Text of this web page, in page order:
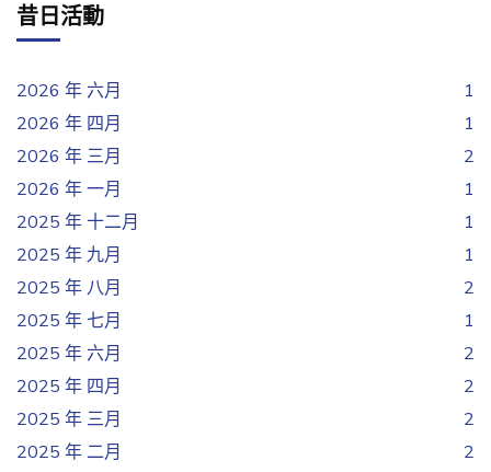
昔日活動
2026 年 六月
1
2026 年 四月
1
2026 年 三月
2
2026 年 一月
1
2025 年 十二月
1
2025 年 九月
1
2025 年 八月
2
2025 年 七月
1
2025 年 六月
2
2025 年 四月
2
2025 年 三月
2
2025 年 二月
2